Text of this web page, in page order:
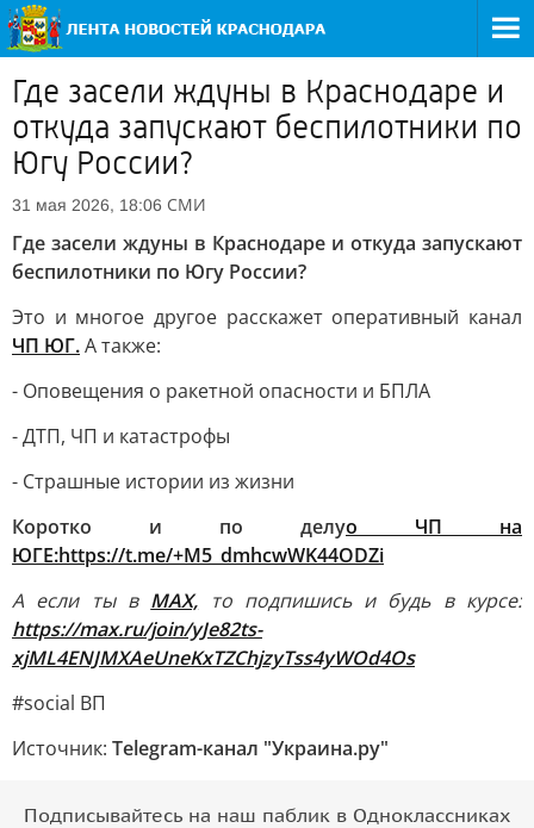
Где засели ждуны в Краснодаре и
откуда запускают беспилотники по
Югу России?
31 мая 2026, 18:06 СМИ
Где засели ждуны в Краснодаре и откуда запускают
беспилотники по Югу России?
Это и многое другое расскажет оперативный канал
ЧП ЮГ.А также:
- Оповещения о ракетной опасности и БПЛА
- ДТП, ЧП и катастрофы
- Страшные истории из жизни
Коротко и по делуо ЧП на
ЮГЕ:https://t.me/+M5_dmhcwWK44ODZi
А если ты в МАХ, то подпишись и будь в курсе:
https://max.ru/join/yJe82ts-
xjML4ENJMXAeUneKxTZChjzyTss4yWOd4Os
#social ВП
Источник: Telegram-канал "Украина.ру"
Подписывайтесь на наш паблик в Одноклассниках